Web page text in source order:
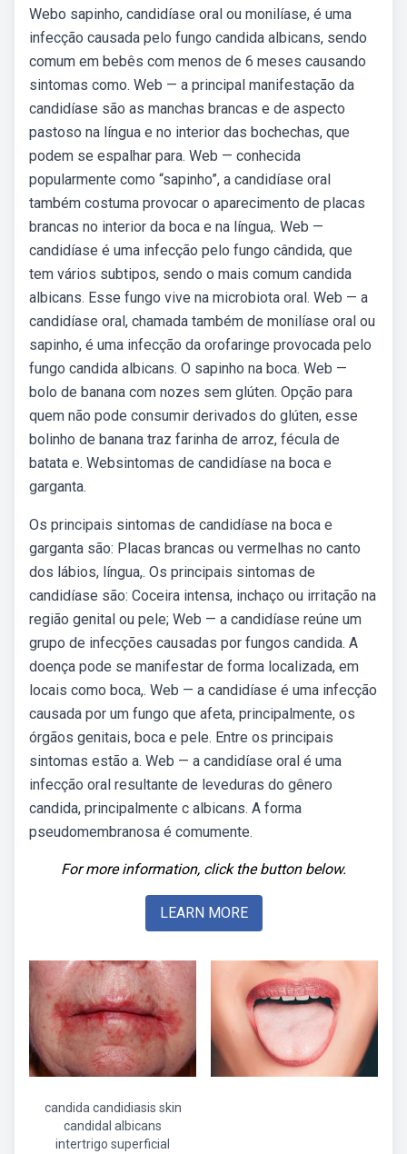
Webo sapinho, candidíase oral ou monilíase, é uma
infecção causada pelo fungo candida albicans, sendo
comum em bebês com menos de 6 meses causando
sintomas como. Web — a principal manifestação da
candidíase são as manchas brancas e de aspecto
pastoso na língua e no interior das bochechas, que
podem se espalhar para. Web — conhecida
popularmente como “sapinho”, a candidíase oral
também costuma provocar o aparecimento de placas
brancas no interior da boca e na língua,. Web —
candidíase é uma infecção pelo fungo cândida, que
tem vários subtipos, sendo o mais comum candida
albicans. Esse fungo vive na microbiota oral. Web — a
candidíase oral, chamada também de monilíase oral ou
sapinho, é uma infecção da orofaringe provocada pelo
fungo candida albicans. O sapinho na boca. Web —
bolo de banana com nozes sem glúten. Opção para
quem não pode consumir derivados do glúten, esse
bolinho de banana traz farinha de arroz, fécula de
batata e. Websintomas de candidíase na boca e
garganta.
Os principais sintomas de candidíase na boca e
garganta são: Placas brancas ou vermelhas no canto
dos lábios, língua,. Os principais sintomas de
candidíase são: Coceira intensa, inchaço ou irritação na
região genital ou pele; Web — a candidíase reúne um
grupo de infecções causadas por fungos candida. A
doença pode se manifestar de forma localizada, em
locais como boca,. Web — a candidíase é uma infecção
causada por um fungo que afeta, principalmente, os
órgãos genitais, boca e pele. Entre os principais
sintomas estão a. Web — a candidíase oral é uma
infecção oral resultante de leveduras do gênero
candida, principalmente c albicans. A forma
pseudomembranosa é comumente.
For more information, click the button below.
LEARN MORE
candida candidiasis skin
candidal albicans
intertrigo superficial